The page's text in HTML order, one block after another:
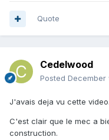
Quote
Cedelwood
Posted December
J'avais deja vu cette
C'est clair que le mec a
construction.